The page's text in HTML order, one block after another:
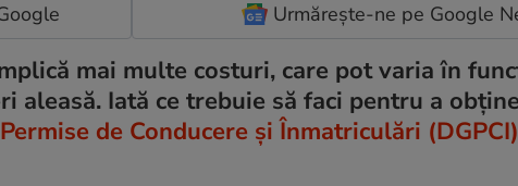
Urmărește-ne pe Google
mai multe costuri, care pot varia în
aleasă. Iată ce trebuie să faci pentru a
de Conducere și Înmatriculări (DGPCI)